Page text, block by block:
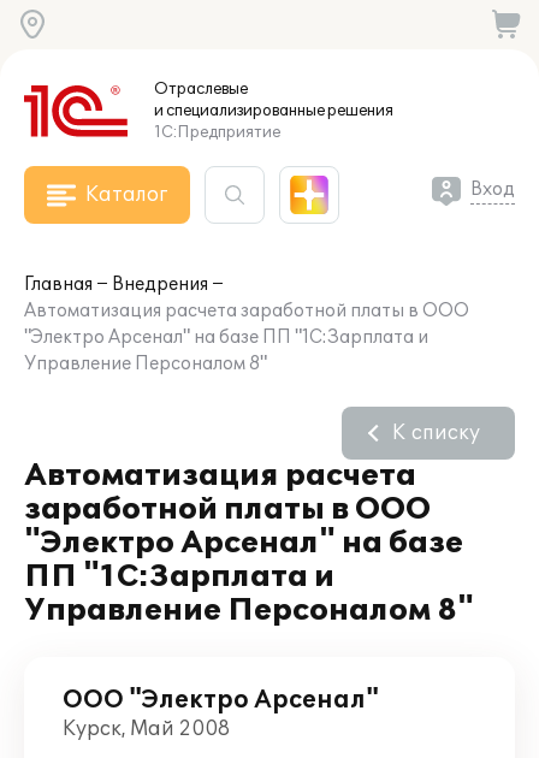
Отраслевые
и специализированныерешения
1С:Предприятие
Каталог Вход
Главная
Внедрения
Автоматизация расчета заработной платы в ООО
"Электро Арсенал" на базе ПП "1С:Зарплата и
Управление Персоналом 8"
Автоматизация расчета
заработной платы в ООО
"Электро Арсенал" на базе
ПП "1С:Зарплата и
Управление Персоналом 8"
К списку
ООО "Электро Арсенал"
Курск, Май 2008